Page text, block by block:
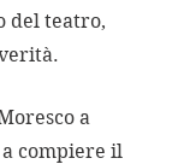
del teatro,
a
compiere il